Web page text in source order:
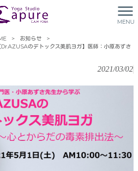
MENU
> お知らせ
>
のデトックス美肌ヨガ】医師：小原あずさ
)WSお申込み開始
：小原あずさ先生
2021/03/02